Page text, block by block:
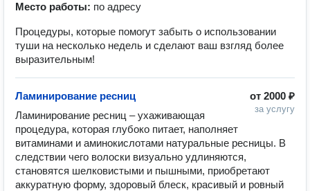
Место работы: по адресу
Процедуры, которые помогут забыть о использовании
туши на несколько недель и сделают ваш взгляд более
выразительным!
от 2000 ₽
за услугу
Ламинирование ресниц
Ламинирование ресниц – ухаживающая
процедура, которая глубоко питает, наполняет
витаминами и аминокислотами натуральные ресницы. В
следствии чего волоски визуально удлиняются,
становятся шелковистыми и пышными, приобретают
аккуратную форму, здоровый блеск, красивый и ровный